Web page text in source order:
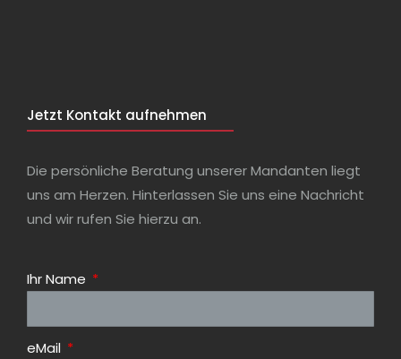
Jetzt Kontakt aufnehmen
Die persönliche Beratung unserer Mandanten liegt
uns am Herzen. Hinterlassen Sie uns eine Nachricht
und wir rufen Sie hierzu an.
Ihr Name
eMail